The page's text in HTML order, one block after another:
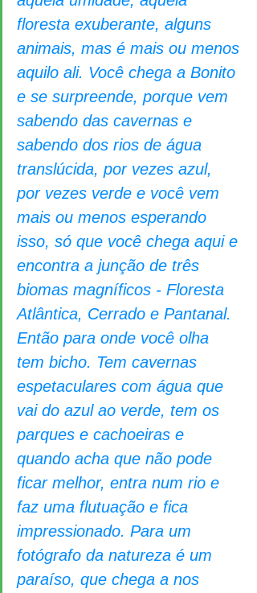
floresta exuberante, alguns
animais, mas é mais ou menos
aquilo ali. Você chega a Bonito
e se surpreende, porque vem
sabendo das cavernas e
sabendo dos rios de água
translúcida, por vezes azul,
por vezes verde e você vem
mais ou menos esperando
isso, só que você chega aqui e
encontra a junção de três
biomas magníficos - Floresta
Atlântica, Cerrado e Pantanal.
Então para onde você olha
tem bicho. Tem cavernas
espetaculares com água que
vai do azul ao verde, tem os
parques e cachoeiras e
quando acha que não pode
ficar melhor, entra num rio e
faz uma flutuação e fica
impressionado. Para um
fotógrafo da natureza é um
paraíso, que chega a nos